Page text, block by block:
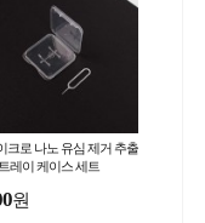
크로 나노 유심 제거 추출
레이 케이스 세트
원